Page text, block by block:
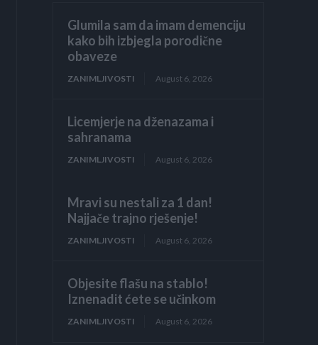
Glumila sam da imam demenciju
kako bih izbjegla porodične
obaveze
ZANIMLJIVOSTI August 6, 2026
Licemjerje na dženazama i
sahranama
ZANIMLJIVOSTI August 6, 2026
Mravi su nestali za 1 dan!
Najjače trajno rješenje!
ZANIMLJIVOSTI August 6, 2026
Objesite flašu na stablo!
Iznenadit ćete se učinkom
ZANIMLJIVOSTI August 6, 2026